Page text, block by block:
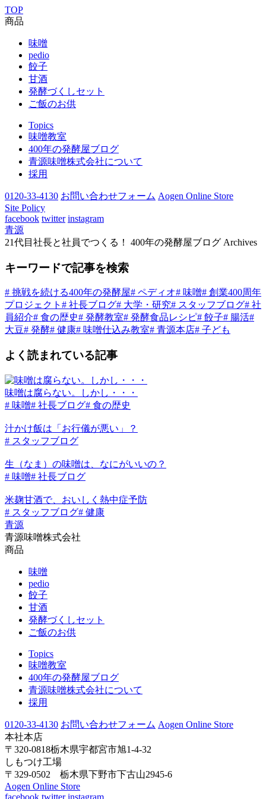
TOP
商品
味噌
pedio
餃子
甘酒
発酵づくしセット
ご飯のお供
Topics
味噌教室
400年の発酵屋ブログ
青源味噌株式会社について
採用
0120-33-4130 お問い合わせフォーム Aogen Online Store
Site Policy
facebook twitter instagram
青源
21代目社長と社員でつくる！ 400年の発酵屋ブログ Archives
キーワードで記事を検索
# 挑戦を続ける400年の発酵屋# ペディオ# 味噌# 創業400周年
プロジェクト # 社長ブログ# 大学・研究# スタッフブログ# 社
員紹介# 食の歴史# 発酵教室# 発酵食品レシピ# 餃子# 腸活#
大豆# 発酵# 健康# 味噌仕込み教室# 青源本店# 子ども
よく読まれている記事
味噌は腐らない。しかし・・・
# 味噌# 社長ブログ# 食の歴史
汁かけ飯は「お行儀が悪い」？
# スタッフブログ
生（なま）の味噌は、なにがいいの？
# 味噌# 社長ブログ
米麹甘酒で、おいしく熱中症予防
# スタッフブログ# 健康
青源
青源味噌株式会社
商品
味噌
pedio
餃子
甘酒
発酵づくしセット
ご飯のお供
Topics
味噌教室
400年の発酵屋ブログ
青源味噌株式会社について
採用
0120-33-4130 お問い合わせフォーム Aogen Online Store
本社本店
〒320-0818栃木県宇都宮市旭1-4-32
しもつけ工場
〒329-0502 栃木県下野市下古山2945-6
Aogen Online Store
facebook twitter instagram